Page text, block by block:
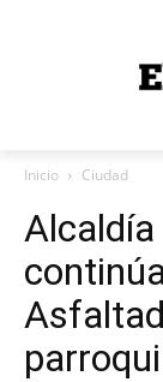
Inicio Ciudad